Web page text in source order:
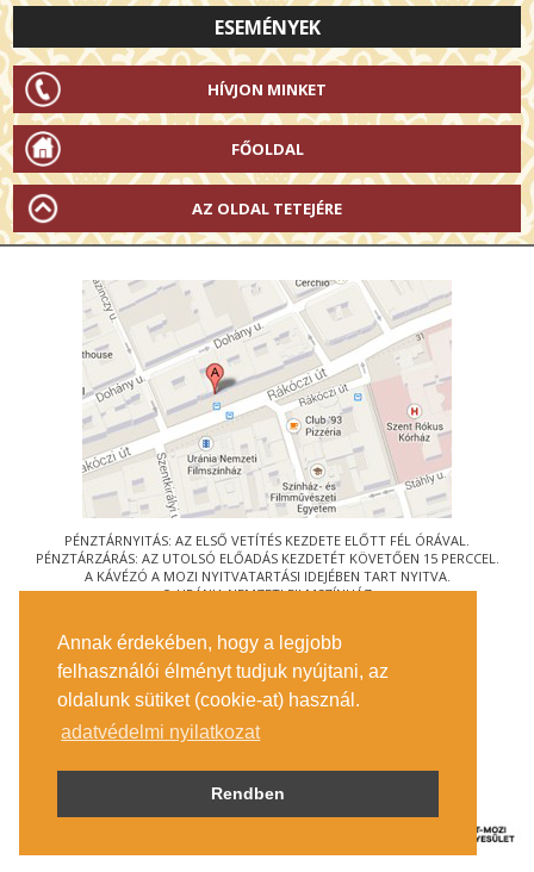
Annak érdekében, hogy a legjobb
felhasználói élményt tudjuk nyújtani, az
oldalunk sütiket (cookie-at) használ.
adatvédelmi nyilatkozat
Rendben
ESEMÉNYEK
HÍVJON MINKET
FŐOLDAL
AZ OLDAL TETEJÉRE
PÉNZTÁRNYITÁS: AZ ELSŐ VETÍTÉS KEZDETE ELŐTT FÉL ÓRÁVAL.
PÉNZTÁRZÁRÁS: AZ UTOLSÓ ELŐADÁS KEZDETÉT KÖVETŐEN 15 PERCCEL.
A KÁVÉZÓ A MOZI NYITVATARTÁSI IDEJÉBEN TART NYITVA.
© URÁNIA NEMZETI FILMSZÍNHÁZ
1088 BUDAPEST, RÁKÓCZI ÚT 21.
MEGKÖZELÍTÉS
JEGYINFORMÁCIÓ
ÍRJON NEKÜNK!
KÖZÉRDEKŰ ADATOK